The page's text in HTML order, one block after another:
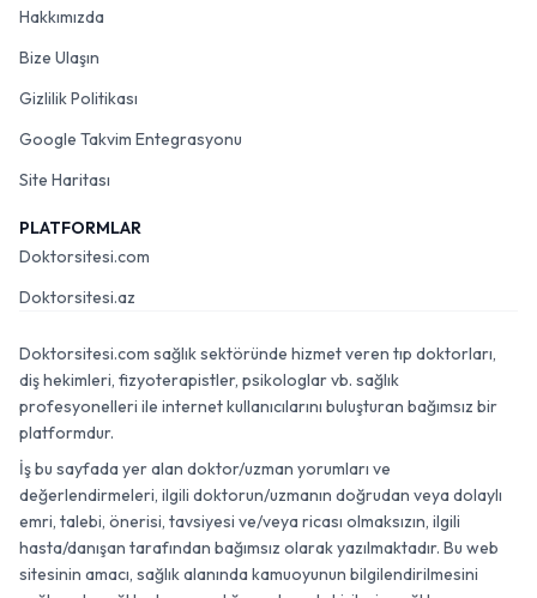
Hakkımızda
Bize Ulaşın
Gizlilik Politikası
Google Takvim Entegrasyonu
Site Haritası
PLATFORMLAR
Doktorsitesi.com
Doktorsitesi.az
Doktorsitesi.com sağlık sektöründe hizmet veren tıp doktorları,
diş hekimleri, fizyoterapistler, psikologlar vb. sağlık
profesyonelleri ile internet kullanıcılarını buluşturan bağımsız bir
platformdur.
İş bu sayfada yer alan doktor/uzman yorumları ve
değerlendirmeleri, ilgili doktorun/uzmanın doğrudan veya dolaylı
emri, talebi, önerisi, tavsiyesi ve/veya ricası olmaksızın, ilgili
hasta/danışan tarafından bağımsız olarak yazılmaktadır. Bu web
sitesinin amacı, sağlık alanında kamuoyunun bilgilendirilmesini